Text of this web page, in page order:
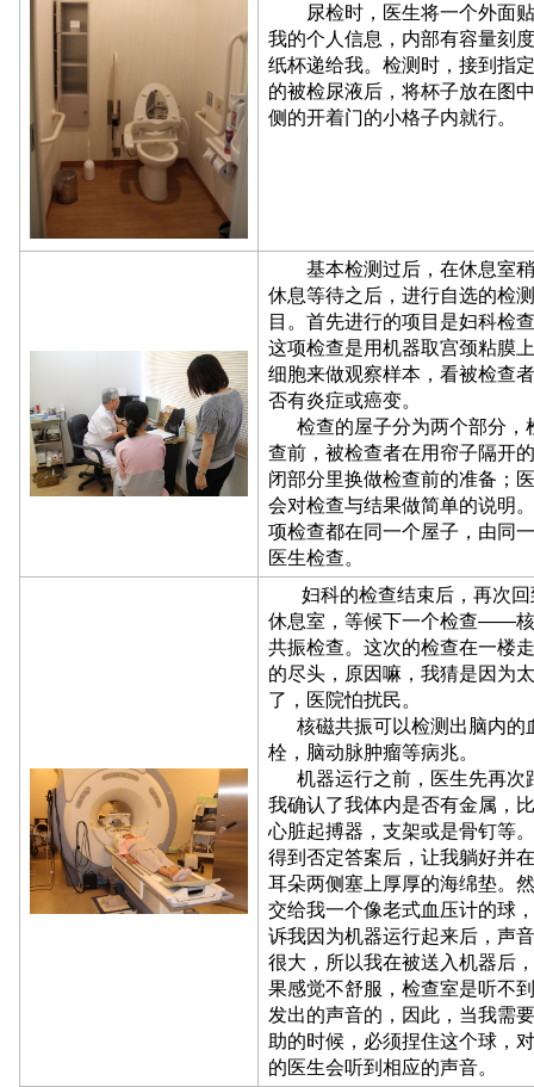
尿检时，医生将一个外面
我的个人信息，内部有容量刻
纸杯递给我。检测时，接到指
的被检尿液后，将杯子放在图
侧的开着门的小格子内就行。
基本检测过后，在休息室
休息等待之后，进行自选的检
目。首先进行的项目是妇科检
这项检查是用机器取宫颈粘膜
细胞来做观察样本，看被检查
否有炎症或癌变。
检查的屋子分为两个部分，
查前，被检查者在用帘子隔开
闭部分里换做检查前的准备；
会对检查与结果做简单的说明
项检查都在同一个屋子，由同
医生检查。
妇科的检查结束后，再次回
休息室，等候下一个检查——
共振检查。这次的检查在一楼
的尽头，原因嘛，我猜是因为
了，医院怕扰民。
核磁共振可以检测出脑内的
栓，脑动脉肿瘤等病兆。
机器运行之前，医生先再次
我确认了我体内是否有金属，
心脏起搏器，支架或是骨钉等
得到否定答案后，让我躺好并
耳朵两侧塞上厚厚的海绵垫。
交给我一个像老式血压计的球
诉我因为机器运行起来后，声
很大，所以我在被送入机器后
果感觉不舒服，检查室是听不
发出的声音的，因此，当我需
助的时候，必须捏住这个球，
的医生会听到相应的声音。